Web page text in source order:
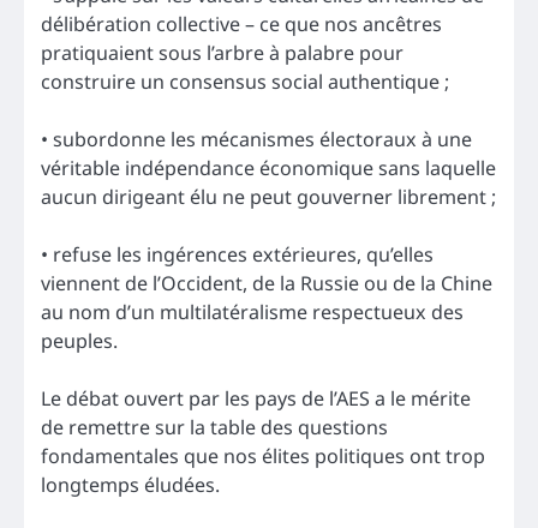
délibération collective – ce que nos ancêtres
pratiquaient sous l’arbre à palabre pour
construire un consensus social authentique ;
• subordonne les mécanismes électoraux à une
véritable indépendance économique sans laquelle
aucun dirigeant élu ne peut gouverner librement ;
• refuse les ingérences extérieures, qu’elles
viennent de l’Occident, de la Russie ou de la Chine
au nom d’un multilatéralisme respectueux des
peuples.
Le débat ouvert par les pays de l’AES a le mérite
de remettre sur la table des questions
fondamentales que nos élites politiques ont trop
longtemps éludées.